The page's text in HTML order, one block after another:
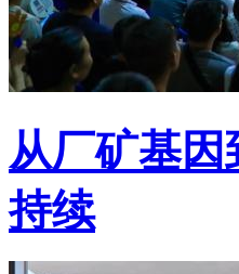
从厂矿基因
持续